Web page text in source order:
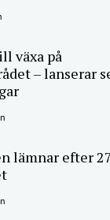
växa på
– lanserar
lämnar efter